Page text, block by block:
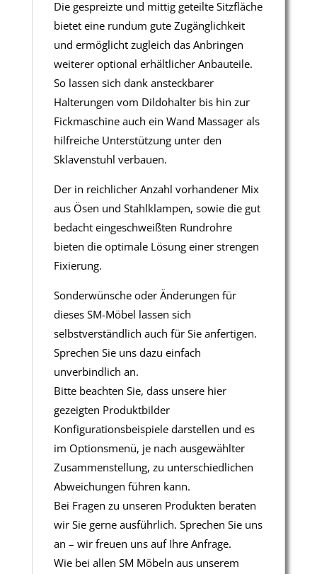
Die gespreizte und mittig geteilte Sitzfläche
bietet eine rundum gute Zugänglichkeit
und ermöglicht zugleich das Anbringen
weiterer optional erhältlicher Anbauteile.
So lassen sich dank ansteckbarer
Halterungen vom Dildohalter bis hin zur
Fickmaschine auch ein Wand Massager als
hilfreiche Unterstützung unter den
Sklavenstuhl verbauen.
Der in reichlicher Anzahl vorhandener Mix
aus Ösen und Stahlklampen, sowie die gut
bedacht eingeschweißten Rundrohre
bieten die optimale Lösung einer strengen
Fixierung.
Sonderwünsche oder Änderungen für
dieses SM-Möbel lassen sich
selbstverständlich auch für Sie anfertigen.
Sprechen Sie uns dazu einfach
unverbindlich an.
Bitte beachten Sie, dass unsere hier
gezeigten Produktbilder
Konfigurationsbeispiele darstellen und es
im Optionsmenü, je nach ausgewählter
Zusammenstellung, zu unterschiedlichen
Abweichungen führen kann.
Bei Fragen zu unseren Produkten beraten
wir Sie gerne ausführlich. Sprechen Sie uns
an – wir freuen uns auf Ihre Anfrage.
Wie bei allen SM Möbeln aus unserem